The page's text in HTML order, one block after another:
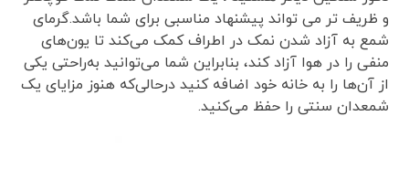
و ظریف تر می تواند پیشنهاد مناسبی برای شما باشد.گرمای
شمع به آزاد شدن نمک در اطراف کمک می‌کند تا یون‌های
منفی را در هوا آزاد کند، بنابراین شما می‌توانید به‌راحتی یکی
از آن‌ها را به خانه خود اضافه کنید درحالی‌که هنوز مزایای یک
شمعدان سنتی را حفظ می‌کنید.